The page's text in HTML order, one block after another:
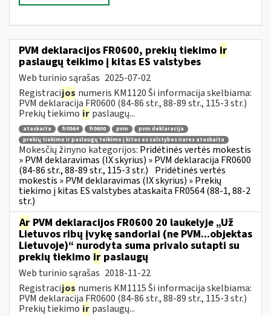
PVM deklaracijos FR0600, prekių tiekimo ir
paslaugų teikimo į kitas ES valstybes
Web turinio sąrašas 2025-07-02
Registracijos numeris KM1120 Ši informacija skelbiama:
PVM deklaracija FR0600 (84-86 str., 88-89 str., 115-3 str.)
Prekių tiekimo ir paslaugų...
ataskaita fr0564 fr0600 pvm
pvm deklaracija
prekių tiekimo ir paslaugų teikimo į kitas es valstybes nares ataskaita
Mokesčių žinyno kategorijos: Pridėtinės vertės mokestis
» PVM deklaravimas (IX skyrius) » PVM deklaracija FR0600
(84-86 str., 88-89 str., 115-3 str.) Pridėtinės vertės
mokestis » PVM deklaravimas (IX skyrius) » Prekių
tiekimo į kitas ES valstybes ataskaita FR0564 (88-1, 88-2
str.)
Ar PVM deklaracijos FR0600 20 laukelyje „Už
Lietuvos ribų įvykę sandoriai (ne PVM...objektas
Lietuvoje)“ nurodyta suma privalo sutapti su
prekių tiekimo ir paslaugų
Web turinio sąrašas 2018-11-22
Registracijos numeris KM1115 Ši informacija skelbiama:
PVM deklaracija FR0600 (84-86 str., 88-89 str., 115-3 str.)
Prekių tiekimo ir paslaugų...